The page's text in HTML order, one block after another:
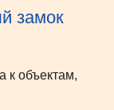
замок
к объектам,